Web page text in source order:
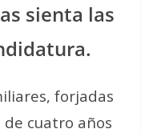
sienta las
forjadas
cuatro años